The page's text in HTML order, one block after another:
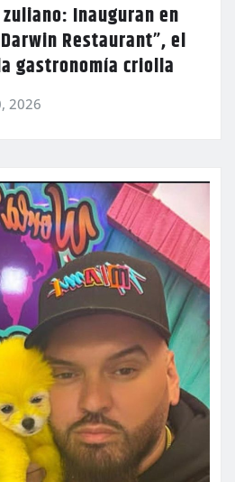
Inauguran en
Darwin Restaurant”, el
gastronomía criolla
2026